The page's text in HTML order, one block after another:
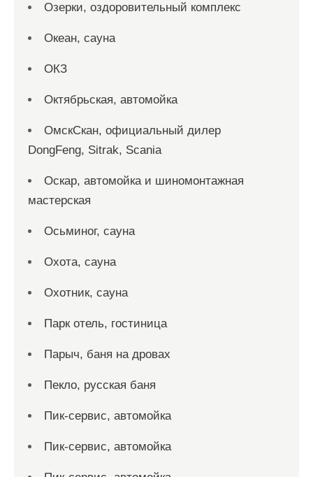
Озерки, оздоровительный комплекс
Океан, сауна
ОКЗ
Октябрьская, автомойка
ОмскСкан, официальный дилер
DongFeng, Sitrak, Scania
Оскар, автомойка и шиномонтажная
мастерская
Осьминог, сауна
Охота, сауна
Охотник, сауна
Парк отель, гостиница
Парыч, баня на дровах
Пекло, русская баня
Пик-сервис, автомойка
Пик-сервис, автомойка